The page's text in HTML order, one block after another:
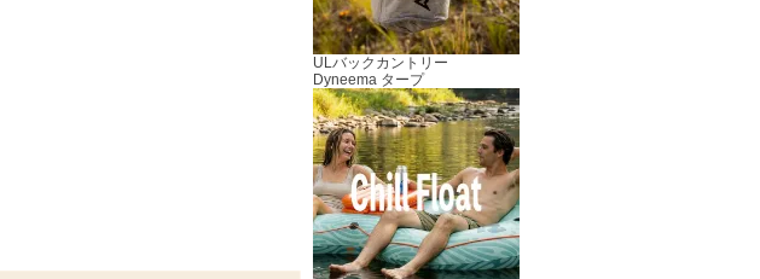
ULバックカントリー
Dyneema タープ